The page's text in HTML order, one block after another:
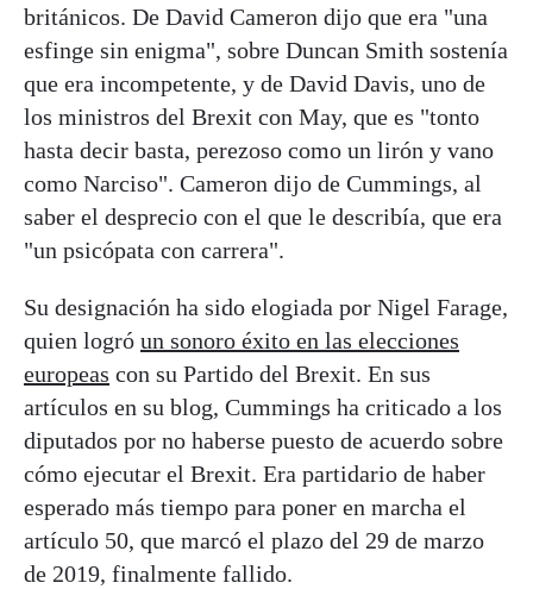
británicos. De David Cameron dijo que era "una
esfinge sin enigma", sobre Duncan Smith sostenía
que era incompetente, y de David Davis, uno de
los ministros del Brexit con May, que es "tonto
hasta decir basta, perezoso como un lirón y vano
como Narciso". Cameron dijo de Cummings, al
saber el desprecio con el que le describía, que era
"un psicópata con carrera".
Su designación ha sido elogiada por Nigel Farage,
quien logró un sonoro éxito en las elecciones
europeas con su Partido del Brexit. En sus
artículos en su blog, Cummings ha criticado a los
diputados por no haberse puesto de acuerdo sobre
cómo ejecutar el Brexit. Era partidario de haber
esperado más tiempo para poner en marcha el
artículo 50, que marcó el plazo del 29 de marzo
de 2019, finalmente fallido.